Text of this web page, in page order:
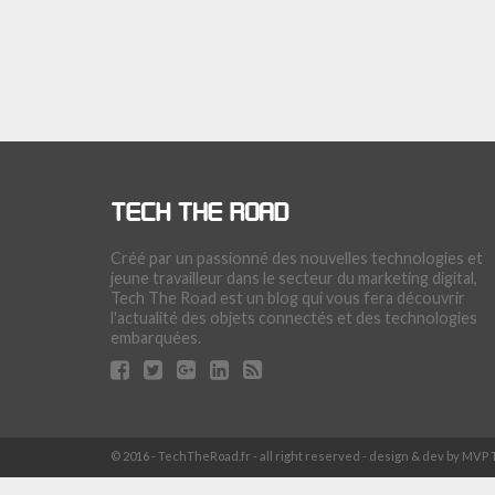
Créé par un passionné des nouvelles technologies et
jeune travailleur dans le secteur du marketing digital,
Tech The Road est un blog qui vous fera découvrir
l'actualité des objets connectés et des technologies
embarquées.
© 2016 - TechTheRoad.fr - all right reserved - design & dev by MVP